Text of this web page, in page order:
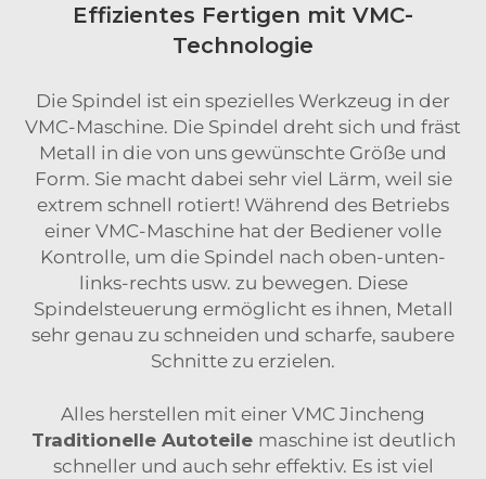
Effizientes Fertigen mit VMC-
Technologie
Die Spindel ist ein spezielles Werkzeug in der
VMC-Maschine. Die Spindel dreht sich und fräst
Metall in die von uns gewünschte Größe und
Form. Sie macht dabei sehr viel Lärm, weil sie
extrem schnell rotiert! Während des Betriebs
einer VMC-Maschine hat der Bediener volle
Kontrolle, um die Spindel nach oben-unten-
links-rechts usw. zu bewegen. Diese
Spindelsteuerung ermöglicht es ihnen, Metall
sehr genau zu schneiden und scharfe, saubere
Schnitte zu erzielen.
Alles herstellen mit einer VMC Jincheng
Traditionelle Autoteile maschine ist deutlich
schneller und auch sehr effektiv. Es ist viel